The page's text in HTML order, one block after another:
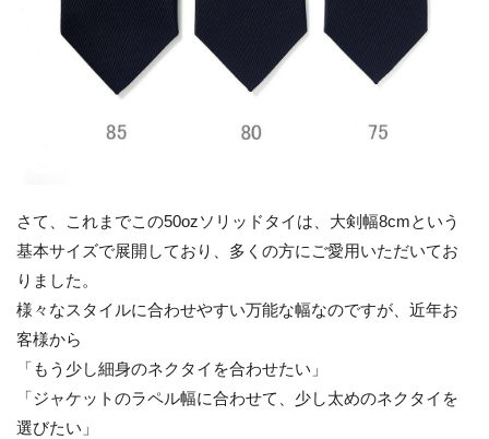
さて、これまでこの50ozソリッドタイは、大剣幅8cmという
基本サイズで展開しており、多くの方にご愛用いただいてお
りました。
様々なスタイルに合わせやすい万能な幅なのですが、近年お
客様から
「もう少し細身のネクタイを合わせたい」
「ジャケットのラペル幅に合わせて、少し太めのネクタイを
選びたい」